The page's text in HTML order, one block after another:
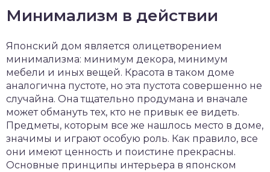
Минимализм в действии
Японский дом является олицетворением
минимализма: минимум декора, минимум
мебели и иных вещей. Красота в таком доме
аналогична пустоте, но эта пустота совершенно не
случайна. Она тщательно продумана и вначале
может обмануть тех, кто не привык ее видеть.
Предметы, которым все же нашлось место в доме,
значимы и играют особую роль. Как правило, все
они имеют ценность и поистине прекрасны.
Основные принципы интерьера в японском